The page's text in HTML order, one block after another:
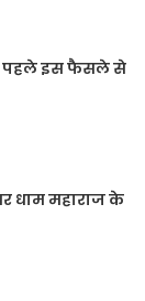
पहले इस फैसले से
धाम महाराज के